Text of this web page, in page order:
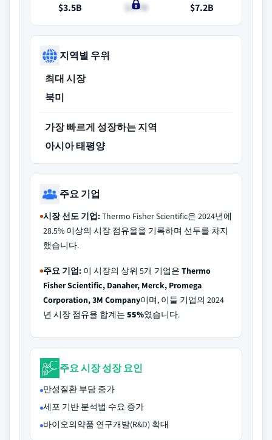
$3.5B
$3.7B
$7.2B
지역별 우위
최대 시장
북미
가장 빠르게 성장하는 지역
아시아 태평양
주요 기업
시장 선도 기업:Thermo Fisher Scientific은 2024년에
28.5% 이상의 시장 점유율을 기록하며 선두를 차지
했습니다.
주요 기업: 이 시장의 상위 5개 기업은 Thermo
Fisher Scientific, Danaher, Merck, Promega
Corporation, 3M Company이며, 이들 기업의 2024
년 시장 점유율 합계는 55%였습니다.
주요 시장 성장 요인
만성질환 부담 증가
세포 기반 분석법 수요 증가
바이오의약품 연구개발(R&D) 확대